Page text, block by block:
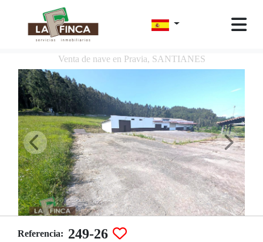
Venta de nave en Pravia, SANTIANES
Referencia: 249-26